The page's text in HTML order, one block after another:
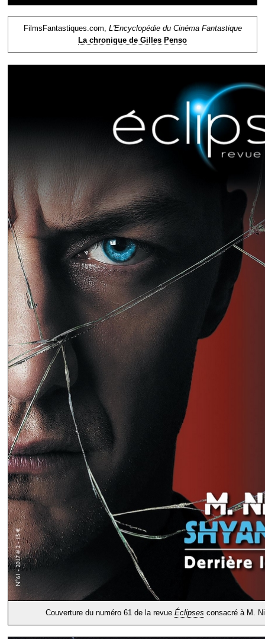
FilmsFantastiques.com, L'Encyclopédie du Cinéma Fantastique
La chronique de Gilles Penso
Couverture du numéro 61 de la revue Éclipses consacré à M.